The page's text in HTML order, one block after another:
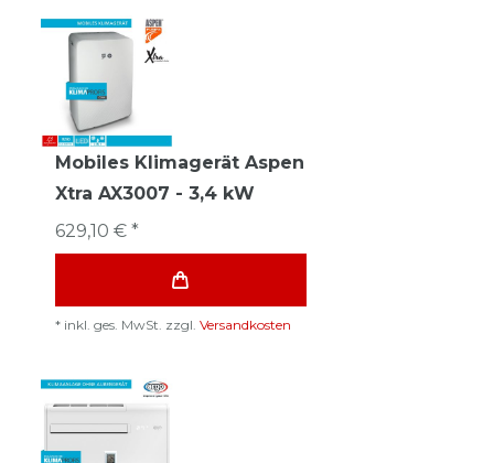
Mobiles Klimagerät Aspen
Xtra AX3007 - 3,4 kW
629,10 € *
* inkl. ges. MwSt. zzgl. Versandkosten